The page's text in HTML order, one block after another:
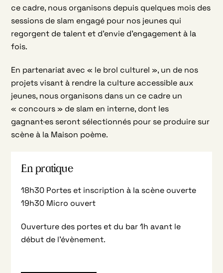
ce cadre, nous organisons depuis quelques mois des
sessions de slam engagé pour nos jeunes qui
regorgent de talent et d’envie d’engagement à la
fois.
En partenariat avec « le brol culturel », un de nos
projets visant à rendre la culture accessible aux
jeunes, nous organisons dans un ce cadre un
« concours » de slam en interne, dont les
gagnant·es seront sélectionnés pour se produire sur
scène à la Maison poème.
En pratique
18h30 Portes et inscription à la scène ouverte
19h30 Micro ouvert
Ouverture des portes et du bar 1h avant le
début de l’évènement.